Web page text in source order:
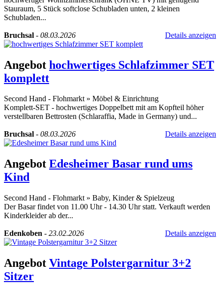
Stauraum, 5 Stück softclose Schubladen unten, 2 kleinen
Schubladen...
Bruchsal - 08.03.2026 Details anzeigen
Angebot hochwertiges Schlafzimmer SET
komplett
Second Hand - Flohmarkt » Möbel & Einrichtung
Komplett-SET - hochwertiges Doppelbett mit am Kopfteil höher
verstellbaren Bettrosten (Schlaraffia, Made in Germany) und...
Bruchsal - 08.03.2026 Details anzeigen
Angebot Edesheimer Basar rund ums
Kind
Second Hand - Flohmarkt » Baby, Kinder & Spielzeug
Der Basar findet von 11.00 Uhr - 14.30 Uhr statt. Verkauft werden
Kinderkleider ab der...
Edenkoben - 23.02.2026 Details anzeigen
Angebot Vintage Polstergarnitur 3+2
Sitzer